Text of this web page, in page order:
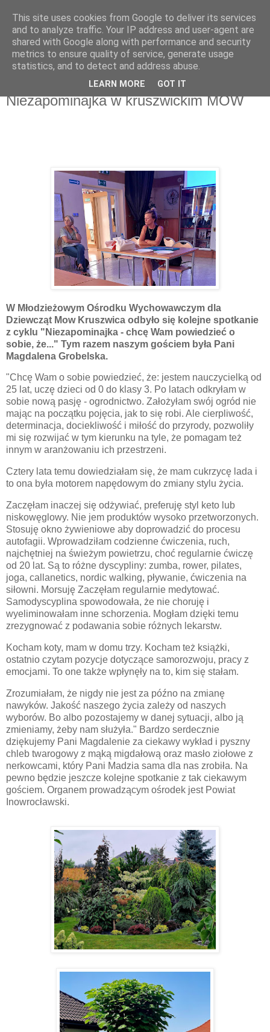
wtorek, 27 sierpnia 2024
Niezapominajka w kruszwickim MOW
W Młodzieżowym Ośrodku Wychowawczym dla
Dziewcząt Mow Kruszwica odbyło się kolejne spotkanie
z cyklu "Niezapominajka - chcę Wam powiedzieć o
sobie, że..." Tym razem naszym gościem była Pani
Magdalena Grobelska.
"Chcę Wam o sobie powiedzieć, że: jestem nauczycielką od
25 lat, uczę dzieci od 0 do klasy 3. Po latach odkryłam w
sobie nową pasję - ogrodnictwo. Założyłam swój ogród nie
mając na początku pojęcia, jak to się robi. Ale cierpliwość,
determinacja, dociekliwość i miłość do przyrody, pozwoliły
mi się rozwijać w tym kierunku na tyle, że pomagam też
innym w aranżowaniu ich przestrzeni.
Cztery lata temu dowiedziałam się, że mam cukrzycę lada i
to ona była motorem napędowym do zmiany stylu życia.
Zaczęłam inaczej się odżywiać, preferuję styl keto lub
niskowęglowy. Nie jem produktów wysoko przetworzonych.
Stosuję okno żywieniowe aby doprowadzić do procesu
autofagii. Wprowadziłam codzienne ćwiczenia, ruch,
najchętniej na świeżym powietrzu, choć regularnie ćwiczę
od 20 lat. Są to różne dyscypliny: zumba, rower, pilates,
joga, callanetics, nordic walking, pływanie, ćwiczenia na
siłowni. Morsuję Zaczęłam regularnie medytować.
Samodyscyplina spowodowała, że nie choruję i
wyeliminowałam inne schorzenia. Mogłam dzięki temu
zrezygnować z podawania sobie różnych lekarstw.
Kocham koty, mam w domu trzy. Kocham też książki,
ostatnio czytam pozycje dotyczące samorozwoju, pracy z
emocjami. To one także wpłynęły na to, kim się stałam.
Zrozumiałam, że nigdy nie jest za późno na zmianę
nawyków. Jakość naszego życia zależy od naszych
wyborów. Bo albo pozostajemy w danej sytuacji, albo ją
zmieniamy, żeby nam służyła." Bardzo serdecznie
dziękujemy Pani Magdalenie za ciekawy wykład i pyszny
chleb twarogowy z mąką migdałową oraz masło ziołowe z
nerkowcami, który Pani Madzia sama dla nas zrobiła. Na
pewno będzie jeszcze kolejne spotkanie z tak ciekawym
gościem. Organem prowadzącym ośrodek jest Powiat
Inowrocławski.
This site uses cookies from Google to deliver its services
and to analyze traffic. Your IP address and user-agent are
shared with Google along with performance and security
metrics to ensure quality of service, generate usage
statistics, and to detect and address abuse.
LEARN MORE GOT IT